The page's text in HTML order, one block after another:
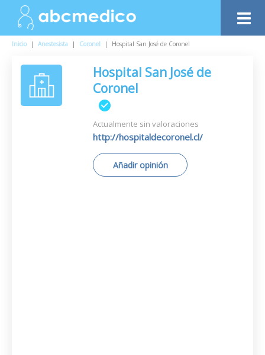
Inicio | Anestesista | Coronel | Hospital San José de Coronel
Hospital San José de
Coronel
Actualmente sin valoraciones
http://hospitaldecoronel.cl/
Añadir opinión